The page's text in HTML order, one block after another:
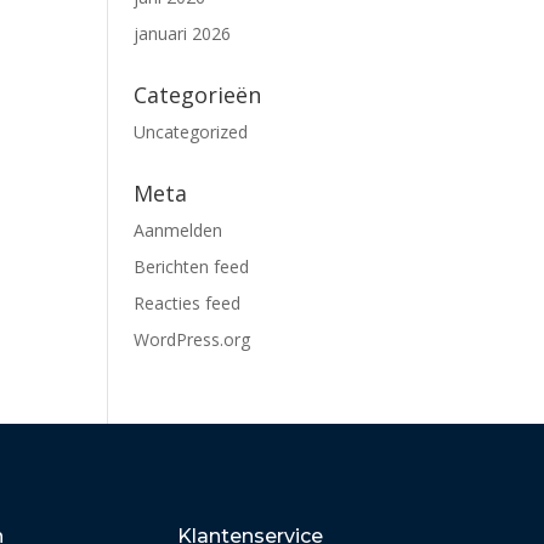
januari 2026
Categorieën
Uncategorized
Meta
Aanmelden
Berichten feed
Reacties feed
WordPress.org
Klantenservice